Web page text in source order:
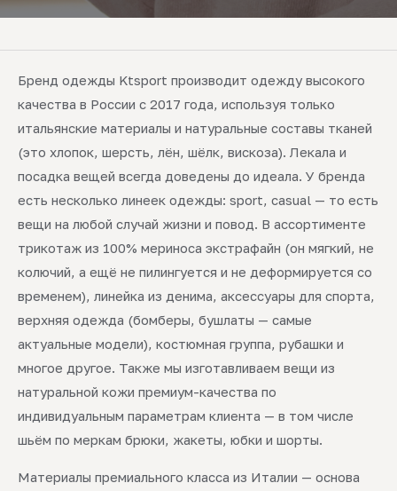
Бренд одежды Ktsport производит одежду высокого
качества в России с 2017 года, используя только
итальянские материалы и натуральные составы тканей
(это хлопок, шерсть, лён, шёлк, вискоза). Лекала и
посадка вещей всегда доведены до идеала. У бренда
есть несколько линеек одежды: sport, casual — то есть
вещи на любой случай жизни и повод. В ассортименте
трикотаж из 100% мериноса экстрафайн (он мягкий, не
колючий, а ещё не пилингуется и не деформируется со
временем), линейка из денима, аксессуары для спорта,
верхняя одежда (бомберы, бушлаты — самые
актуальные модели), костюмная группа, рубашки и
многое другое. Также мы изготавливаем вещи из
натуральной кожи премиум-качества по
индивидуальным параметрам клиента — в том числе
шьём по меркам брюки, жакеты, юбки и шорты.
Материалы премиального класса из Италии — основа